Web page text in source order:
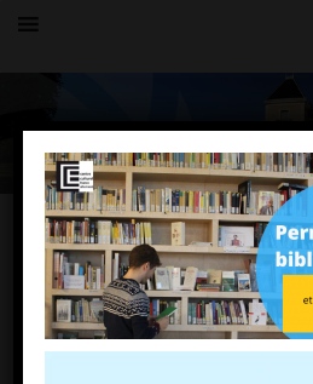
Toutes les
LE VILLAGE
Permanence-
11 avril 2022